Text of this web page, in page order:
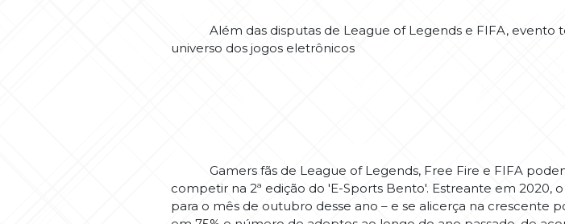
Além das disputas de League of Legends e FIFA, evento
universo dos jogos eletrônicos
Gamers fãs de League of Legends, Free Fire e FIFA
competir na 2ª edição do 'E-Sports Bento'. Estreante em
para o mês de outubro desse ano – e se alicerça na crescente